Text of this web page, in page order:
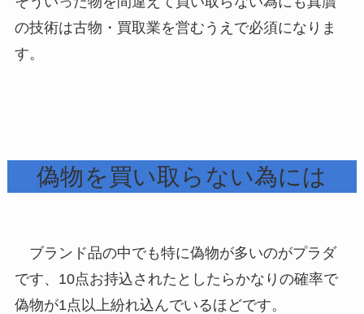
の技術は古物・買取業を営むうえで必須になりま
す。
偽物を買い取らない為には
ブランド品の中でも特に偽物が多いのがプラダ
です、10点お持込されたとしたらかなりの確率で
偽物が1点以上紛れ込んでいるほどです。